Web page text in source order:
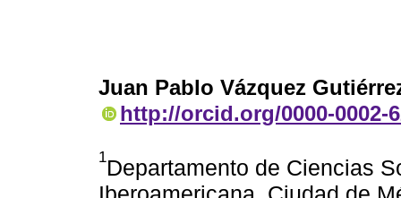
Juan Pablo Vázquez
http://orcid.org/0000-0002-
1Departamento de Ciencias